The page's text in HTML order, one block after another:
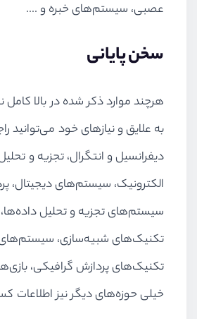
عصبی، سیستم‌های خبره و ....
سخن پایانی
هرچند موارد ذکر شده در بالا کامل
به علایق و نیازهای خود می‌توانید
دیفرانسیل و انتگرال، تجزیه و
الکترونیک، سیستم‌های دیجیتال،
سیستم‌های تجزیه و تحلیل
تکنیک‌های شبیه‌سازی،
تکنیک‌های پردازش گرافیکی،
خیلی حوزه‌های دیگر نیز اطلاعات